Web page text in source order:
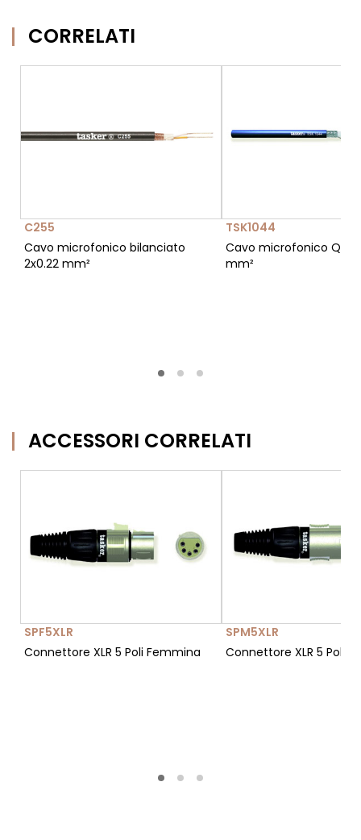
CORRELATI
C255
Cavo microfonico bilanciato
2x0.22 mm²
TSK1044
Cavo microfonico
mm²
ACCESSORI CORRELATI
SPF5XLR
Connettore XLR 5 Poli Femmina
SPM5XLR
Connettore XLR 5 Poli